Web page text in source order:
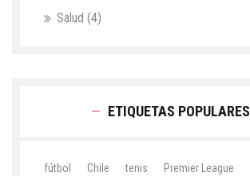
Salud (4)
ETIQUETAS POPULARES
fútbol Chile tenis Premier League